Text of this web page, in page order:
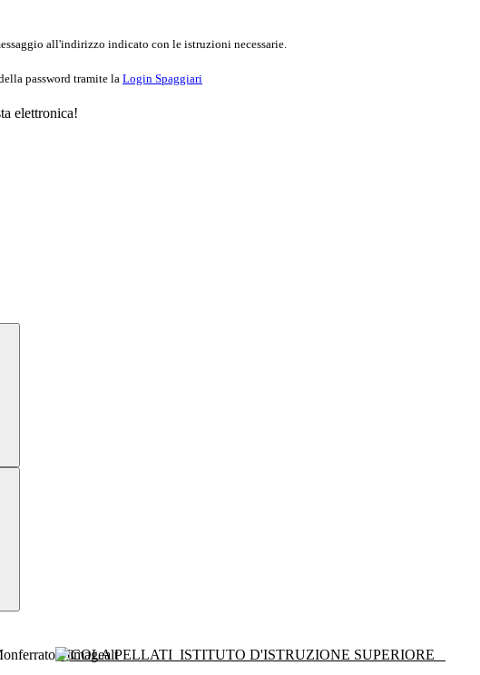
all'indirizzo indicato con le istruzioni necessarie.
password tramite la Login Spaggiari
elettronica!
NICOLA PELLATI ISTITUTO D'ISTRUZIONE SUPERIORE